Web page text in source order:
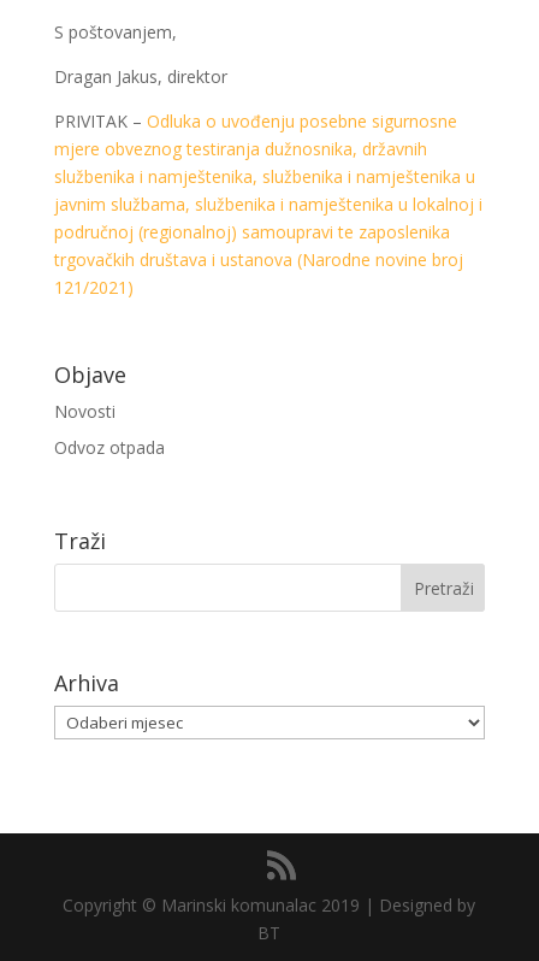
S poštovanjem,
Dragan Jakus, direktor
PRIVITAK – Odluka o uvođenju posebne sigurnosne
mjere obveznog testiranja dužnosnika, državnih
službenika i namještenika, službenika i namještenika u
javnim službama, službenika i namještenika u lokalnoj i
područnoj (regionalnoj) samoupravi te zaposlenika
trgovačkih društava i ustanova (Narodne novine broj
121/2021)
Objave
Novosti
Odvoz otpada
Traži
Arhiva
Arhiva
Copyright © Marinski komunalac 2019 | Designed by
BT